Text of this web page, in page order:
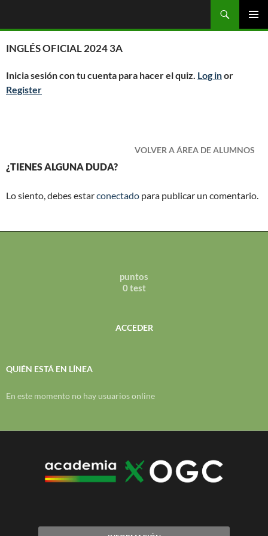
contenido
MENÚ
INGLÉS OFICIAL 2024 3A
Inicia sesión con tu cuenta para hacer el quiz. Log inor
Register
VOLVER A ÁREA DE ALUMNOS
¿TIENES ALGUNA DUDA?
Lo siento, debes estarconectado para publicar un comentario.
puntos
0 test
ACCEDER
QUIÉN ESTÁ EN LÍNEA
En este momento no hay usuarios online